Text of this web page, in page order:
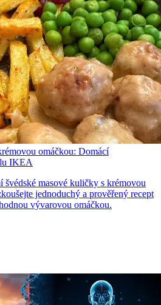
omáčkou: Domácí
IKEA
švédské masové kuličky s krémovou
jednoduchý a prověřený recept
vývarovou omáčkou.